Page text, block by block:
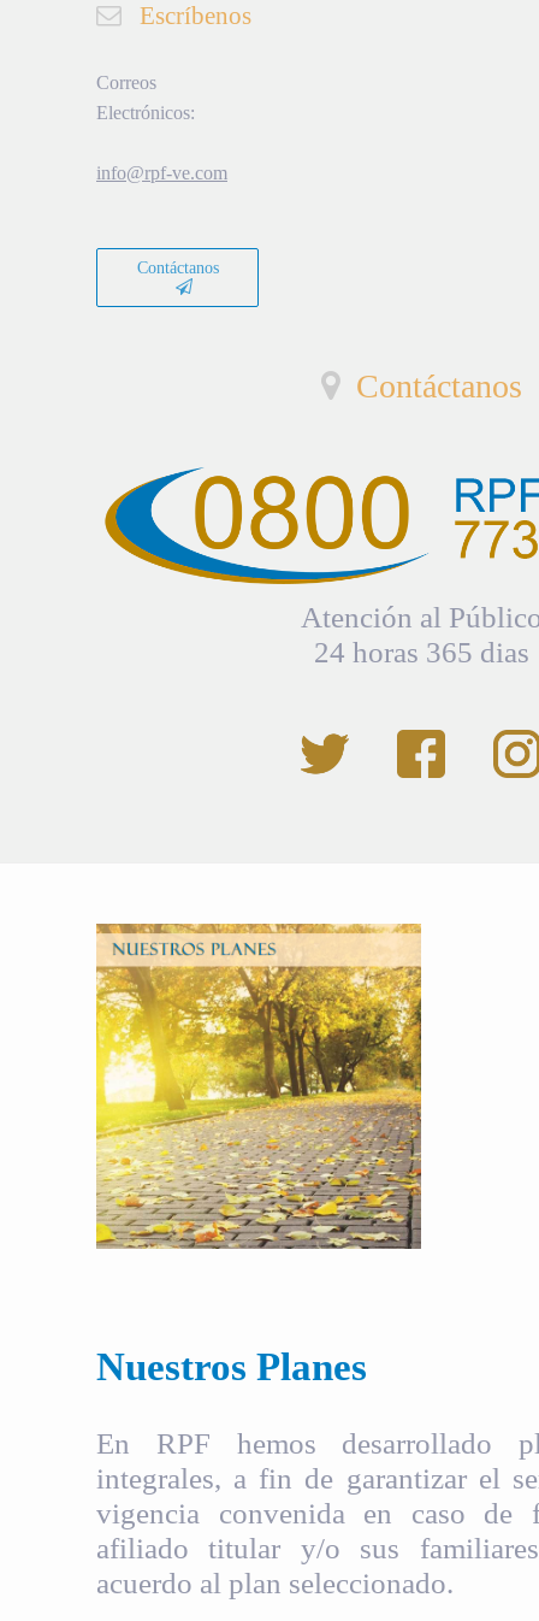
Escríbenos
Correos
Electrónicos:
info@rpf-ve.com
Contáctanos
Contáctanos
Atención al
24 horas 365 dias
Nuestros Planes
En RPF hemos desarrollado
integrales, a fin de garantizar el
vigencia convenida en caso de
afiliado titular y/o sus
acuerdo al plan seleccionado.